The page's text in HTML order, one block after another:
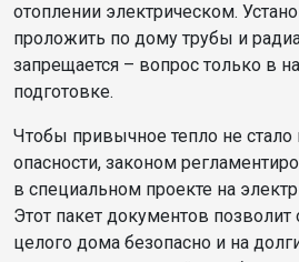
отоплении электрическом.
проложить по дому трубы и
запрещается – вопрос только в
подготовке.
Чтобы привычное тепло не стало
опасности, законом
в специальном проекте на
Этот пакет документов позволит
целого дома безопасно и на